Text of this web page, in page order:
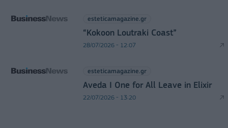
esteticamagazine.gr
“Kokoon Loutraki Coast”
28/07/2026 - 12:07
esteticamagazine.gr
Aveda I One for All Leave in Elixir
22/07/2026 - 13:20